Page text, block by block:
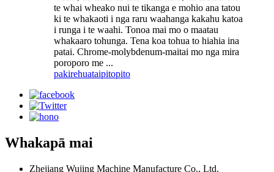
te whai wheako nui te tikanga e mohio ana tatou
ki te whakaoti i nga raru waahanga kakahu katoa
i runga i te waahi. Tonoa mai mo o maatau
whakaaro tohunga. Tena koa tohua to hiahia ina
patai. Chrome-molybdenum-maitai mo nga mira
poroporo me ...
pakirehuataipitopito
Whakapā mai
Zhejiang Wujing Machine Manufacture Co., Ltd.